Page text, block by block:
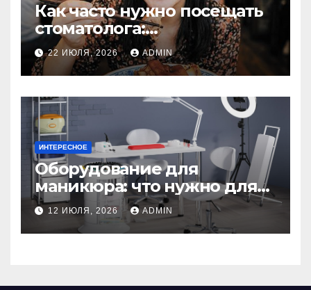
Как часто нужно посещать
стоматолога:
рекомендации для
здоровья зубов
22 ИЮЛЯ, 2026 ADMIN
ИНТЕРЕСНОЕ
Оборудование для
маникюра: что нужно для
идеального маникюра
12 ИЮЛЯ, 2026 ADMIN